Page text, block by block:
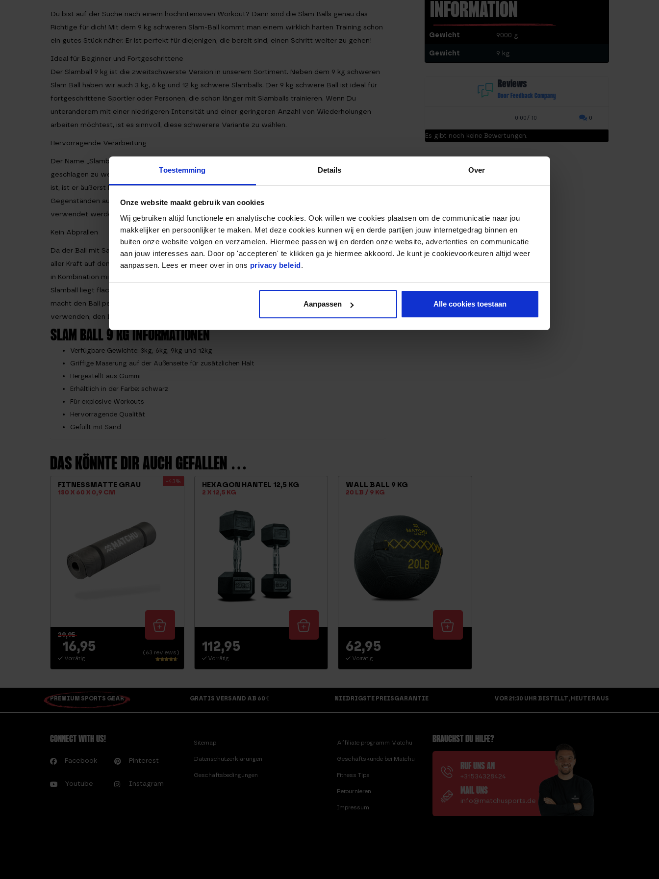
Toestemming Details Over
Onze website maakt gebruik van cookies
Wij gebruiken altijd functionele en analytische cookies. Ook willen we cookies plaatsen om de communicatie naar jou
makkelijker en persoonlijker te maken. Met deze cookies kunnen wij en derde partijen jouw internetgedrag binnen en
buiten onze website volgen en verzamelen. Hiermee passen wij en derden onze website, advertenties en communicatie
aan jouw interesses aan. Door op 'accepteren' te klikken ga je hiermee akkoord. Je kunt je cookievoorkeuren altijd weer
aanpassen. Lees er meer over in ons privacy beleid.
Aanpassen Alle cookies toestaan
Du bist auf der Suche nach einem hochintensiven Workout? Dann sind die Slam Balls genau das
Richtige für dich! Mit dem 9 kg schweren Slam-Ball kommt man einem wirklich harten Training schon
ein gutes Stück näher. Er ist perfekt für diejenigen, die bereit sind, einen Schritt weiter zu gehen!
Ideal für Beginner und Fortgeschrittene
Der Slamball 9 kg ist die zweitschwerste Version in unserem Sortiment. Neben dem 9 kg schweren
Slam Ball haben wir auch 3 kg, 6 kg und 12 kg schwere Slamballs. Der 9 kg schwere Ball ist ideal für
fortgeschrittene Sportler oder Personen, die schon länger mit Slamballs trainieren. Wenn Du
unteranderem mit einer niedrigeren Intensität und einer geringeren Anzahl von Wiederholungen
arbeiten möchtest, ist es sinnvoll, diese schwerere Variante zu wählen.
Hervorragende Verarbeitung
Der Name „Slamball“ sagt alles: Er kann einiges aushalten. Der Ball ist dafür gemacht, geworfen und
geschlagen zu werden, so fest du kannst! Da der Ball mit einer robusten Gummischicht überzogen
ist, ist er äußerst langlebig. Selbstverständlich musst Du trotzdessen bei scharfen oder spitzen
Gegenständen aufpassen: Wenn Du den Ball beschädigst, verliert er Sand und kann nicht mehr
verwendet werden.
Kein Abprallen
Da der Ball mit Sand gefüllt ist, prallt er nicht ab, wenn er auf den Boden fällt. Du kannst ihn also mit
aller Kraft auf den Boden werfen und er wird auf keinen Fall zurückprallen! Die Flexibilität des Balles
in Kombination mit der Füllung sorgt dafür, dass der Ball immer mit einem lauten „Knall“ landet. Der
Slamball liegt flach auf dem Boden und muss nach dem Wurf wieder aufgehoben werden. Das
macht den Ball perfekt für explosive Übungen. Du kannst somit deine ganze Energie darauf
verwenden, den Ball zu werfen!
SLAM BALL 9 KG INFORMATIONEN
Verfügbare Gewichte: 3kg, 6kg, 9kg und 12kg
Griffige Maserung auf der Außenseite für zusätzlichen Halt
Hergestellt aus Gummi
Erhältlich in der Farbe: schwarz
Für explosive Workouts
Hervorragende Qualität
Gefüllt mit Sand
INFORMATION
Gewicht 9000 g
Gewicht 9 kg
Reviews
Door Feedback Company
0.00/ 10 0
Es gibt noch keine Bewertungen.
DAS KÖNNTE DIR AUCH GEFALLEN …
FITNESSMATTE GRAU
180 X 60 X 0,9 CM
-43%
(63 reviews)
29,95
16,95
Vorrätig
HEXAGON HANTEL 12,5 KG
2 X 12,5 KG
112,95
Vorrätig
WALL BALL 9 KG
20 LB / 9 KG
62,95
Vorrätig
PREMIUM SPORTS GEAR GRATIS VERSAND AB 60 € NIEDRIGSTE PREISGARANTIE VOR 21:30 UHR BESTELLT, HEUTE RAUS
CONNECT WITH US!
Facebook Pinterest
Youtube Instagram
Sitemap
Datenschutzerklärungen
Geschäftsbedingungen
Affiliate programm Matchu
Geschäftskunde bei Matchu
Fitness Tips
Retournieren
Impressum
BRAUCHST DU HILFE?
RUF UNS AN
+31534328424
MAIL UNS
info@matchusports.de